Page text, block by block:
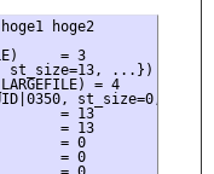
hoge2
= 3
st_size=13, ...}) = 0
= 4
st_size=0,
= 13
= 13
= 0
= 0